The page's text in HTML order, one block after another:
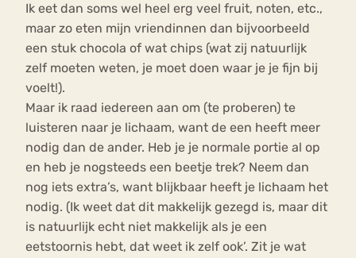
Ik eet dan soms wel heel erg veel fruit, noten, etc.,
maar zo eten mijn vriendinnen dan bijvoorbeeld
een stuk chocola of wat chips (wat zij natuurlijk
zelf moeten weten, je moet doen waar je je fijn bij
voelt!).
Maar ik raad iedereen aan om (te proberen) te
luisteren naar je lichaam, want de een heeft meer
nodig dan de ander. Heb je je normale portie al op
en heb je nogsteeds een beetje trek? Neem dan
nog iets extra’s, want blijkbaar heeft je lichaam het
nodig. (Ik weet dat dit makkelijk gezegd is, maar dit
is natuurlijk echt niet makkelijk als je een
eetstoornis hebt, dat weet ik zelf ook’. Zit je wat